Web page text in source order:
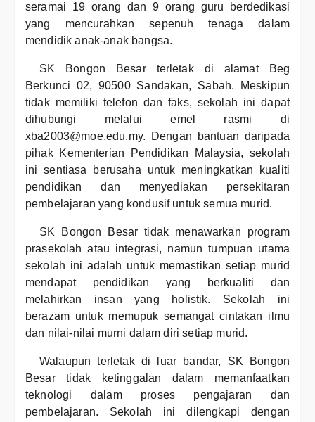
seramai 19 orang dan 9 orang guru berdedikasi
yang mencurahkan sepenuh tenaga dalam
mendidik anak-anak bangsa.
SK Bongon Besar terletak di alamat Beg
Berkunci 02, 90500 Sandakan, Sabah. Meskipun
tidak memiliki telefon dan faks, sekolah ini dapat
dihubungi melalui emel rasmi di
xba2003@moe.edu.my. Dengan bantuan daripada
pihak Kementerian Pendidikan Malaysia, sekolah
ini sentiasa berusaha untuk meningkatkan kualiti
pendidikan dan menyediakan persekitaran
pembelajaran yang kondusif untuk semua murid.
SK Bongon Besar tidak menawarkan program
prasekolah atau integrasi, namun tumpuan utama
sekolah ini adalah untuk memastikan setiap murid
mendapat pendidikan yang berkualiti dan
melahirkan insan yang holistik. Sekolah ini
berazam untuk memupuk semangat cintakan ilmu
dan nilai-nilai murni dalam diri setiap murid.
Walaupun terletak di luar bandar, SK Bongon
Besar tidak ketinggalan dalam memanfaatkan
teknologi dalam proses pengajaran dan
pembelajaran. Sekolah ini dilengkapi dengan